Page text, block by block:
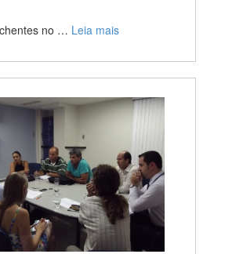
no … Leia mais